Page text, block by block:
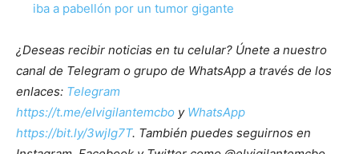
iba a pabellón por un tumor gigante
¿Deseas recibir noticias en tu celular? Únete a nuestro
canal de Telegram o grupo de WhatsApp a través de los
enlaces: Telegram
https://t.me/elvigilantemcbo y WhatsApp
https://bit.ly/3wjIg7T. También puedes seguirnos en